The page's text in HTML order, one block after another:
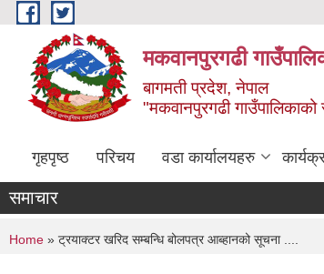
Skip to main content
मकवानपुरगढी
बागमती प्रदेश, नेपाल
"मकवानपुरगढी गाउँपालिकाको
गृहपृष्ठ परिचय वडा कार्यालयहरु
समाचार
You are here
Home » ट्रयाक्टर खरिद सम्बन्धि बोलपत्र आब्हानको सूचना ....